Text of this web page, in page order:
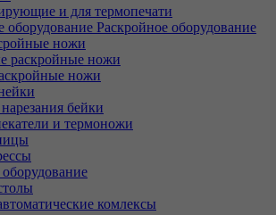
и для термопечати
Раскройное оборудование
ножи
раскройные ножи
ножи
бейки
и термоножи
комлексы